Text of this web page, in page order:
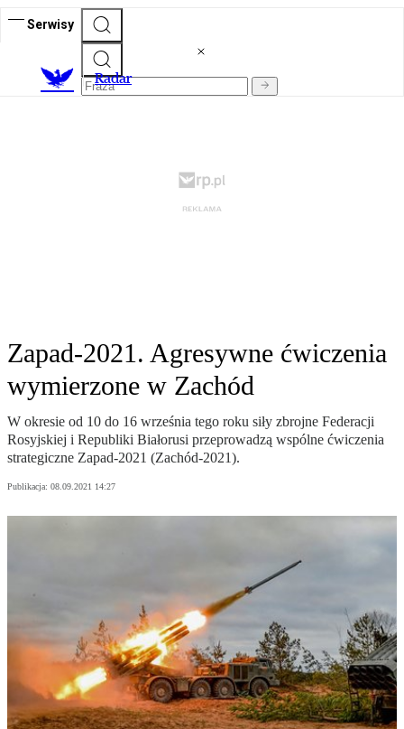
Serwisy
Radar
Zapad-2021. Agresywne ćwiczenia
wymierzone w Zachód
W okresie od 10 do 16 września tego roku siły zbrojne Federacji
Rosyjskiej i Republiki Białorusi przeprowadzą wspólne ćwiczenia
strategiczne Zapad-2021 (Zachód-2021).
Publikacja: 08.09.2021 14:27